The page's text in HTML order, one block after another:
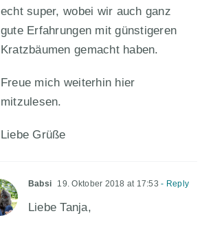
echt super, wobei wir auch ganz
gute Erfahrungen mit günstigeren
Kratzbäumen gemacht haben.
Freue mich weiterhin hier
mitzulesen.
Liebe Grüße
Babsi 19. Oktober 2018 at 17:53 - Reply
Liebe Tanja,